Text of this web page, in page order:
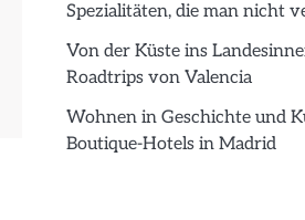
Spezialitäten, die man nicht
Von der Küste ins
Roadtrips von Valencia
Wohnen in Geschichte und
Boutique-Hotels in Madrid